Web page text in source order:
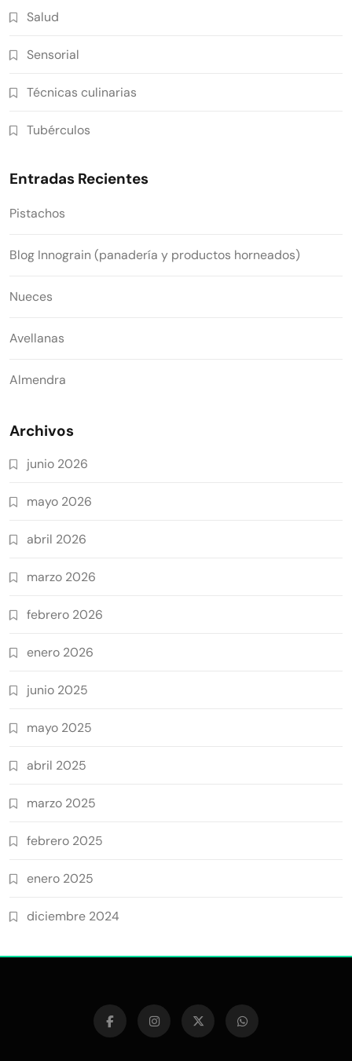
Salud
Sensorial
Técnicas culinarias
Tubérculos
Entradas Recientes
Pistachos
Blog Innograin (panadería y productos horneados)
Nueces
Avellanas
Almendra
Archivos
junio 2026
mayo 2026
abril 2026
marzo 2026
febrero 2026
enero 2026
junio 2025
mayo 2025
abril 2025
marzo 2025
febrero 2025
enero 2025
diciembre 2024